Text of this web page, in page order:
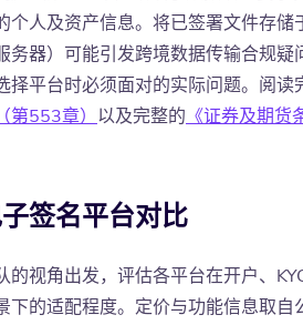
个人及资产信息。将已签署文件存储
务器）可能引发跨境数据传输合规疑
平台时必须面对的实际问题。阅读
第553章） 以及完整的 《证券及期货
签名平台对比
的视角出发，评估各平台在开户、
下的适配程度。定价与功能信息取自